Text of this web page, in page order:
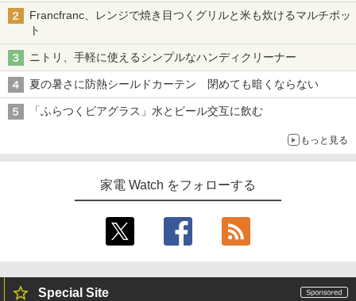
Francfranc、レンジで焼き目つくグリルと米も炊けるマルチポッ
ト
ニトリ、手軽に使えるシンプルなハンディクリーナー
夏の暑さに防熱シールドカーテン 閉めても暗くならない
「ふらつくビアグラス」水とビール交互に飲む
もっと見る
家電 Watch をフォローする
Special Site